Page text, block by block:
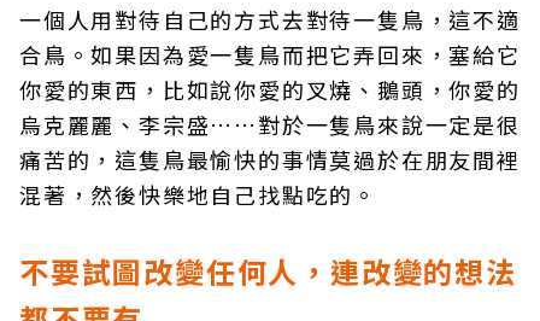
一個人用對待自己的方式去對待一隻鳥，這不適
合鳥。如果因為愛一隻鳥而把它弄回來，塞給它
你愛的東西，比如說你愛的叉燒、鵝頭，你愛的
烏克麗麗、李宗盛……對於一隻鳥來說一定是很
痛苦的，這隻鳥最愉快的事情莫過於在朋友間裡
混著，然後快樂地自己找點吃的。
不要試圖改變任何人，連改變的想法